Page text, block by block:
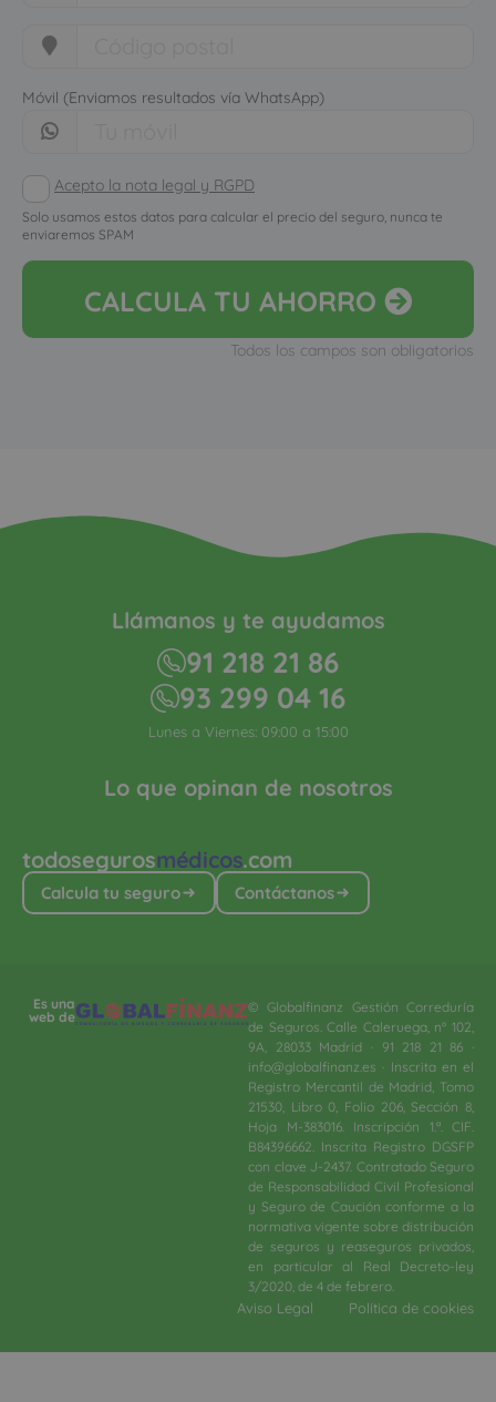
Móvil (Enviamos resultados vía WhatsApp)
Acepto la nota legal y RGPD
Solo usamos estos datos para calcular el precio del seguro, nunca te
enviaremos SPAM
CALCULA TU AHORRO
Todos los campos son obligatorios
todosegurosmédicos.com
Calcula tu seguro Contáctanos
Lo que opinan de nosotros
Llámanos y te ayudamos
91 218 21 86
93 299 04 16
Lunes a Viernes: 09:00 a 15:00
Es una
web de
© Globalfinanz Gestión Correduría
de Seguros. Calle Caleruega, nº 102,
9A, 28033 Madrid · 91 218 21 86 ·
info@globalfinanz.es · Inscrita en el
Registro Mercantil de Madrid, Tomo
21530, Libro 0, Folio 206, Sección 8,
Hoja M-383016. Inscripción 1.ª. CIF.
B84396662. Inscrita Registro DGSFP
con clave J-2437. Contratado Seguro
de Responsabilidad Civil Profesional
y Seguro de Caución conforme a la
normativa vigente sobre distribución
de seguros y reaseguros privados,
en particular al Real Decreto-ley
3/2020, de 4 de febrero.​
Aviso Legal Política de cookies